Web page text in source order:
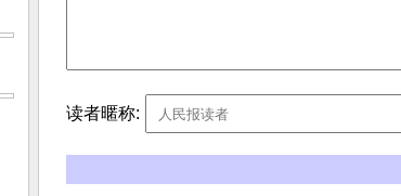
读者暱称: